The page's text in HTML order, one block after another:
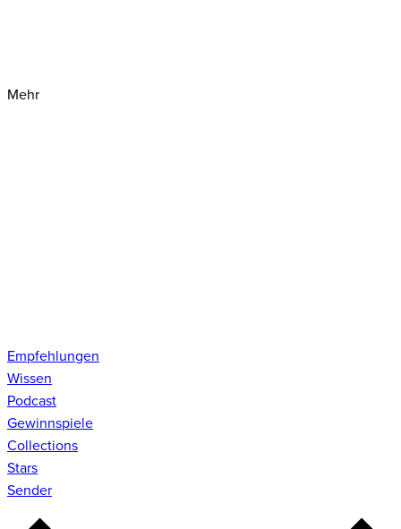
Mehr
Empfehlungen
Wissen
Podcast
Gewinnspiele
Collections
Stars
Sender